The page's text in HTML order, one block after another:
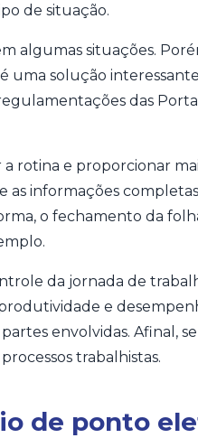
de situação.
algumas situações.
é uma solução
das
rotina e proporcionar
informações
o fechamento da
da jornada de
e
envolvidas. Afinal,
trabalhistas.
de ponto